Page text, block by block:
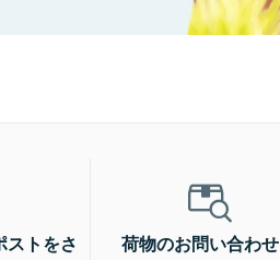
ストをさ
荷物のお問い合わせ